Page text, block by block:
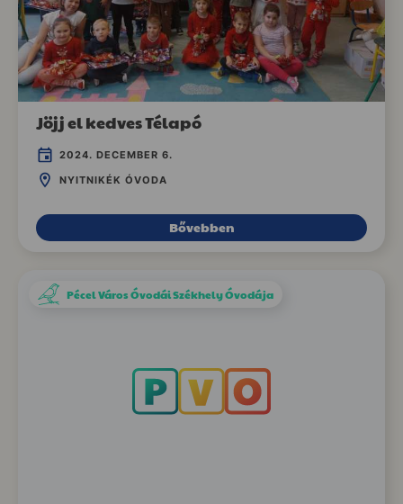
Jöjj el kedves Télapó
2024. DECEMBER 6.
NYITNIKÉK ÓVODA
Bővebben
Pécel Város Óvodái Székhely Óvodája